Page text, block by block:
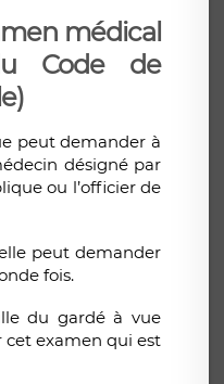
médical
Code de
peut demander à
désigné par
ou l’officier de
peut demander
fois.
du gardé à vue
examen qui est